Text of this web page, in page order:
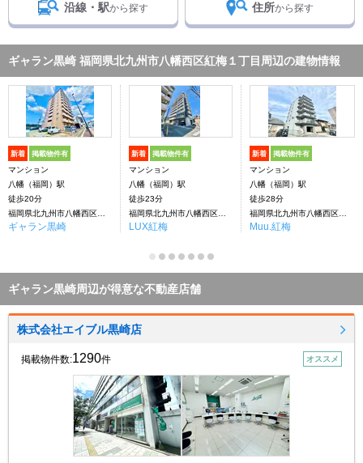
沿線・駅から探す 住所から探す
ギャラン黒崎 福岡県北九州市八幡西区紅梅１丁目周辺の建物情報
新着 掲載物件有
マンション
八幡（福岡）駅
徒歩20分
ギャラン黒崎
新着 掲載物件有
マンション
八幡（福岡）駅
徒歩23分
LUX紅梅
新着 掲載物件有
マンション
八幡（福岡）駅
徒歩28分
Muu.紅梅
ギャラン黒崎周辺が得意な不動産店舗
株式会社エイブル黒崎店
掲載物件数:1290件 オススメ